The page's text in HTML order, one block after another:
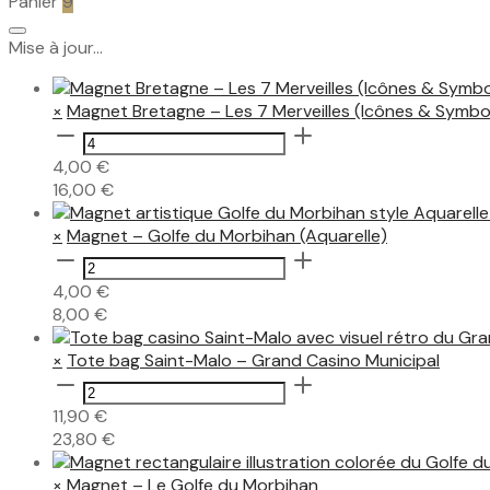
Mise à jour…
× Magnet Bretagne – Les 7 Merveilles (Icônes &
quantité
de
Magnet
Bretagne
–
Les
7
Merveilles
(Icônes
&
Symboles)
4,00 €
16,00 €
× Magnet – Golfe du Morbihan (Aquarelle)
quantité
de
Magnet
–
Golfe
du
Morbihan
(Aquarelle)
4,00 €
8,00 €
× Tote bag Saint-Malo – Grand Casino Municipal
quantité
de
Tote
bag
Saint-
11,90 €
23,80 €
× Magnet – Le Golfe du Morbihan